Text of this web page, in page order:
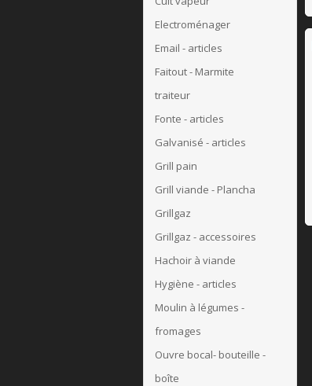
Electroménager
Email - articles
Faitout - Marmite
traiteur
Fonte - articles
Galvanisé - articles
Grill pain
Grill viande - Plancha
Grillgaz
Grillgaz - accessoires
Hachoir à viande
Hygiène - articles
Moulin à légumes -
fromages
Ouvre bocal- bouteille -
boîte